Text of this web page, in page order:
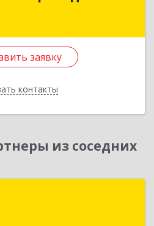
заявку
контакты
край, Изобильный г,
заявку
Назад
из соседних